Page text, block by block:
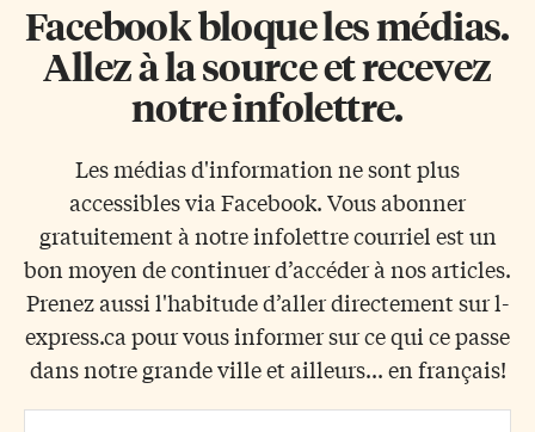
Facebook bloque les médias.
Allez à la source et recevez
notre infolettre.
Les médias d'information ne sont plus
accessibles via Facebook. Vous abonner
gratuitement à notre infolettre courriel est un
bon moyen de continuer d’accéder à nos articles.
Prenez aussi l'habitude d’aller directement sur l-
express.ca pour vous informer sur ce qui ce passe
dans notre grande ville et ailleurs... en français!